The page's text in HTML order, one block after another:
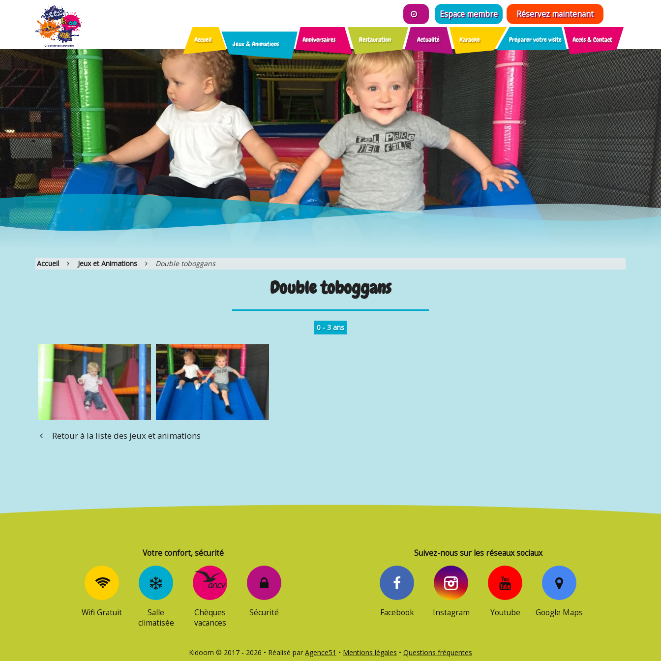
Accueil
Jeux & Animations
Anniversaires Restauration Actualité Karaoké Préparer votre visite Accès & Contact
Espace membre Réservez maintenant
Accueil Jeux et Animations Double toboggans
Double toboggans
0 - 3 ans
Retour à la liste des jeux et animations
Votre confort, sécurité
Wifi Gratuit
Salle
climatisée
Chèques
vacances
Sécurité
Suivez-nous sur les réseaux sociaux
Facebook Instagram Youtube Google Maps
Kidoom © 2017 - 2026 • Réalisé par Agence51 • Mentions légales • Questions fréquentes